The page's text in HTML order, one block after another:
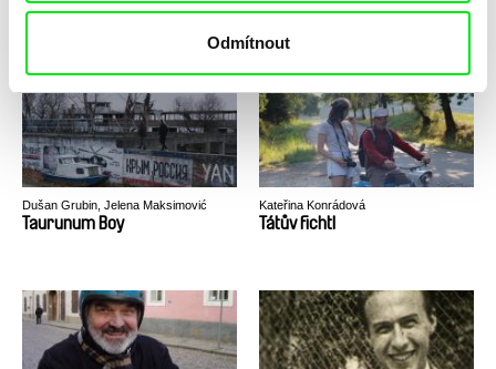
Odmítnout
Tell Me When... Techsquat
Dušan Grubin, Jelena Maksimović
Taurunum Boy
Kateřina Konrádová
Tátův fichtl